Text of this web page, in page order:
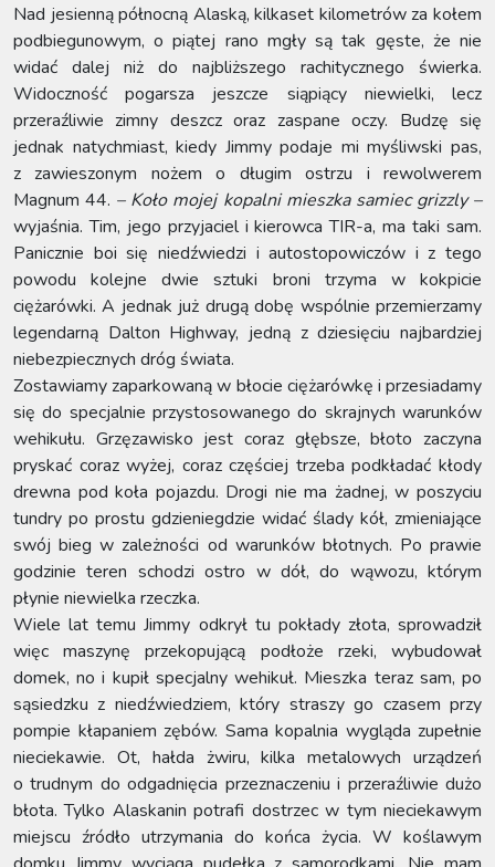
Nad jesienną północną Alaską, kilkaset kilometrów za kołem
podbiegunowym, o piątej rano mgły są tak gęste, że nie
widać dalej niż do najbliższego rachitycznego świerka.
Widoczność pogarsza jeszcze siąpiący niewielki, lecz
przeraźliwie zimny deszcz oraz zaspane oczy. Budzę się
jednak natychmiast, kiedy Jimmy podaje mi myśliwski pas,
z zawieszonym nożem o długim ostrzu i rewolwerem
Magnum 44. – Koło mojej kopalni mieszka samiec grizzly –
wyjaśnia. Tim, jego przyjaciel i kierowca TIR-a, ma taki sam.
Panicznie boi się niedźwiedzi i autostopowiczów i z tego
powodu kolejne dwie sztuki broni trzyma w kokpicie
ciężarówki. A jednak już drugą dobę wspólnie przemierzamy
legendarną Dalton Highway, jedną z dziesięciu najbardziej
niebezpiecznych dróg świata.
Zostawiamy zaparkowaną w błocie ciężarówkę i przesiadamy
się do specjalnie przystosowanego do skrajnych warunków
wehikułu. Grzęzawisko jest coraz głębsze, błoto zaczyna
pryskać coraz wyżej, coraz częściej trzeba podkładać kłody
drewna pod koła pojazdu. Drogi nie ma żadnej, w poszyciu
tundry po prostu gdzieniegdzie widać ślady kół, zmieniające
swój bieg w zależności od warunków błotnych. Po prawie
godzinie teren schodzi ostro w dół, do wąwozu, którym
płynie niewielka rzeczka.
Wiele lat temu Jimmy odkrył tu pokłady złota, sprowadził
więc maszynę przekopującą podłoże rzeki, wybudował
domek, no i kupił specjalny wehikuł. Mieszka teraz sam, po
sąsiedzku z niedźwiedziem, który straszy go czasem przy
pompie kłapaniem zębów. Sama kopalnia wygląda zupełnie
nieciekawie. Ot, hałda żwiru, kilka metalowych urządzeń
o trudnym do odgadnięcia przeznaczeniu i przeraźliwie dużo
błota. Tylko Alaskanin potrafi dostrzec w tym nieciekawym
miejscu źródło utrzymania do końca życia. W koślawym